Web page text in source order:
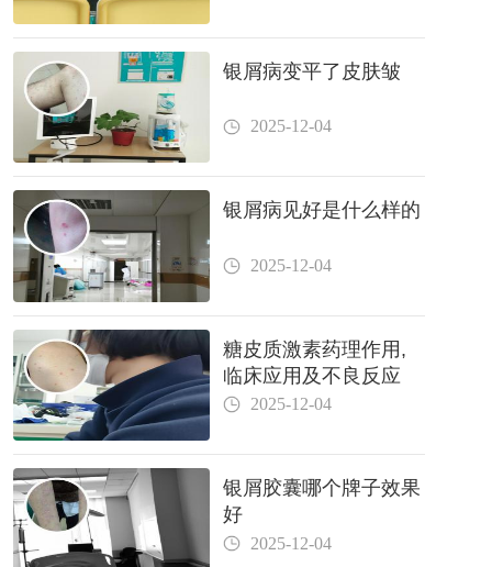
银屑病变平了皮肤皱
2025-12-04
银屑病见好是什么样的
2025-12-04
糖皮质激素药理作用,
临床应用及不良反应
2025-12-04
银屑胶囊哪个牌子效果
好
2025-12-04